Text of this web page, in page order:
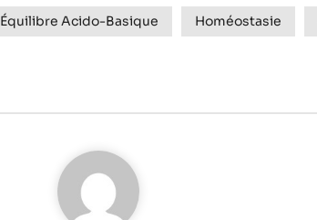
Équilibre Acido-Basique Homéostasie